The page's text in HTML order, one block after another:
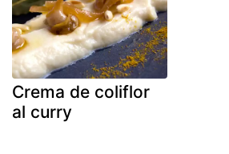
Crema de coliflor
al curry